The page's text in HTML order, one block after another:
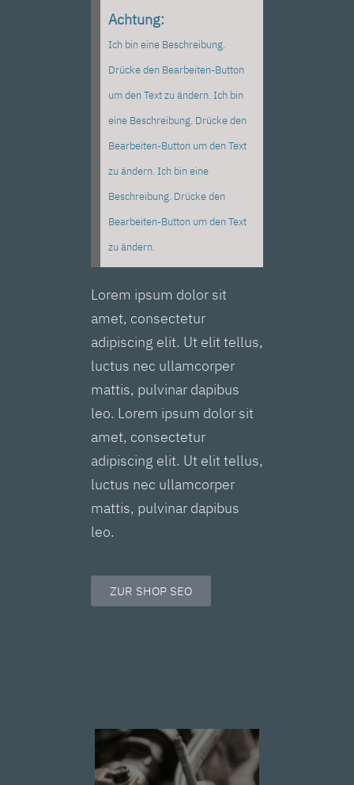
Achtung:
Ich bin eine Beschreibung.
Drücke den Bearbeiten-Button
um den Text zu ändern. Ich bin
eine Beschreibung. Drücke den
Bearbeiten-Button um den Text
zu ändern. Ich bin eine
Beschreibung. Drücke den
Bearbeiten-Button um den Text
zu ändern.
Lorem ipsum dolor sit
amet, consectetur
adipiscing elit. Ut elit tellus,
luctus nec ullamcorper
mattis, pulvinar dapibus
leo. Lorem ipsum dolor sit
amet, consectetur
adipiscing elit. Ut elit tellus,
luctus nec ullamcorper
mattis, pulvinar dapibus
leo.
ZUR SHOP SEO